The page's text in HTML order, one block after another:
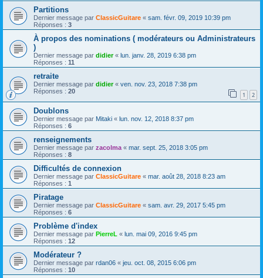
Partitions
Dernier message par ClassicGuitare « sam. févr. 09, 2019 10:39 pm
Réponses : 3
À propos des nominations ( modérateurs ou Administrateurs
)
Dernier message par didier« lun. janv. 28, 2019 6:38 pm
Réponses : 11
retraite
Dernier message par didier« ven. nov. 23, 2018 7:38 pm
Réponses : 20 1 2
Doublons
Dernier message par Mitaki « lun. nov. 12, 2018 8:37 pm
Réponses : 6
renseignements
Dernier message par zacolma « mar. sept. 25, 2018 3:05 pm
Réponses : 8
Difficultés de connexion
Dernier message par ClassicGuitare « mar. août 28, 2018 8:23 am
Réponses : 1
Piratage
Dernier message par ClassicGuitare « sam. avr. 29, 2017 5:45 pm
Réponses : 6
Problème d'index
Dernier message par PierreL « lun. mai 09, 2016 9:45 pm
Réponses : 12
Modérateur ?
Dernier message par rdan06 « jeu. oct. 08, 2015 6:06 pm
Réponses : 10